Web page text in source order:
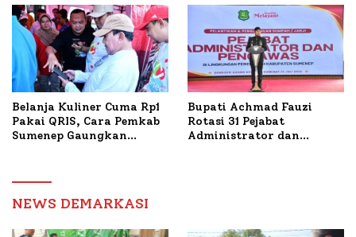
Dua Kecamatan
Belanja Kuliner Cuma Rp1
Pakai QRIS, Cara Pemkab
Sumenep Gaungkan
Bupati Achmad Fauzi
Rotasi 31 Pejabat
Administrator dan
NEWS DEMARKASI